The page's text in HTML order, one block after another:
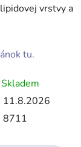
vrstvy a
tu.
Skladem
11.8.2026
8711